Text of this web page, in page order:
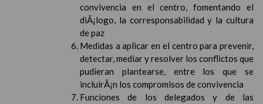
convivencia en el centro, fomentando el
diÃ¡logo, la corresponsabilidad y la cultura
de paz
Medidas a aplicar en el centro para prevenir,
detectar, mediar y resolver los conflictos que
pudieran plantearse, entre los que se
incluirÃ¡n los compromisos de convivencia
Funciones de los delegados y de las